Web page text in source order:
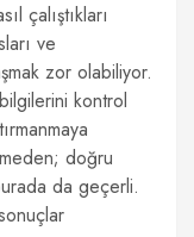
çalıştıkları
ve
zor olabiliyor.
kontrol
doğru
da geçerli.